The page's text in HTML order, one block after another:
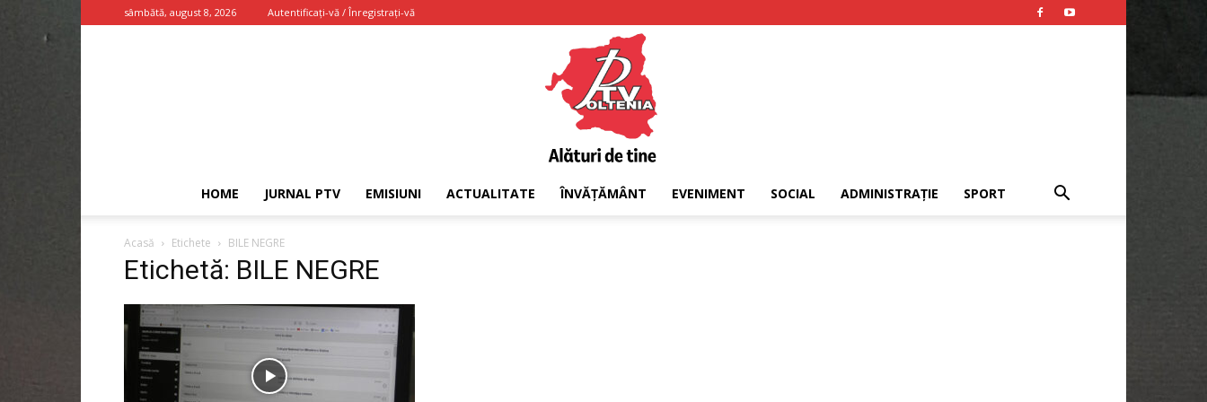
sâmbătă, august 8, 2026 Autentificați-vă / Înregistrați-vă
HOME JURNAL PTV EMISIUNI ACTUALITATE ÎNVĂȚĂMÂNT EVENIMENT SOCIAL ADMINISTRAȚIE SPORT
Acasă Etichete BILE NEGRE
Etichetă: BILE NEGRE